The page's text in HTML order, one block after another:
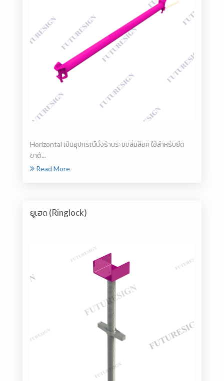
Horizontal เป็นอุปกรณ์นั่งร้านระบบลิ่มล็อค ใช้สำหรับยึด
ขาตั...
Read More
ยูเฮด (Ringlock)